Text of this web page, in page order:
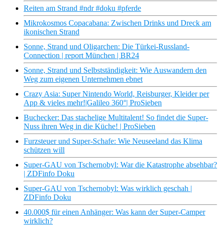
Reiten am Strand #ndr #doku #pferde
Mikrokosmos Copacabana: Zwischen Drinks und Dreck am
ikonischen Strand
Sonne, Strand und Oligarchen: Die Türkei-Russland-
Connection | report München | BR24
Sonne, Strand und Selbstständigkeit: Wie Auswandern den
Weg zum eigenen Unternehmen ebnet
Crazy Asia: Super Nintendo World, Reisburger, Kleider per
App & vieles mehr!|Galileo 360°| ProSieben
Buchecker: Das stachelige Multitalent! So findet die Super-
Nuss ihren Weg in die Küche! | ProSieben
Furzsteuer und Super-Schafe: Wie Neuseeland das Klima
schützen will
Super-GAU von Tschernobyl: War die Katastrophe absehbar?
| ZDFinfo Doku
Super-GAU von Tschernobyl: Was wirklich geschah |
ZDFinfo Doku
40.000$ für einen Anhänger: Was kann der Super-Camper
wirklich?